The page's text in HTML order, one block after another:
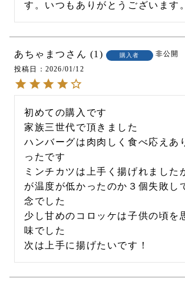
す。いつもありがとうございます。
あちゃまつ 1 購入者
非公開
投稿日
2026/01/12
初めての購入です
家族三世代で頂きました
ハンバーグは肉肉しく食べ応えあ
ったです
ミンチカツは上手く揚げれました
が温度が低かったのか３個失敗し
念でした
少し甘めのコロッケは子供の頃を
味でした